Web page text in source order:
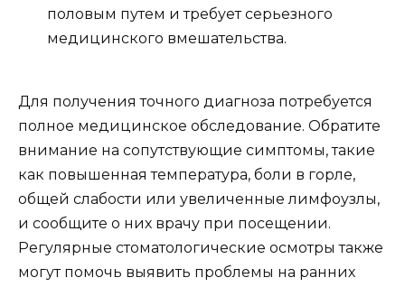
половым путем и требует серьезного
медицинского вмешательства.
Для получения точного диагноза потребуется
полное медицинское обследование. Обратите
внимание на сопутствующие симптомы, такие
как повышенная температура, боли в горле,
общей слабости или увеличенные лимфоузлы,
и сообщите о них врачу при посещении.
Регулярные стоматологические осмотры также
могут помочь выявить проблемы на ранних